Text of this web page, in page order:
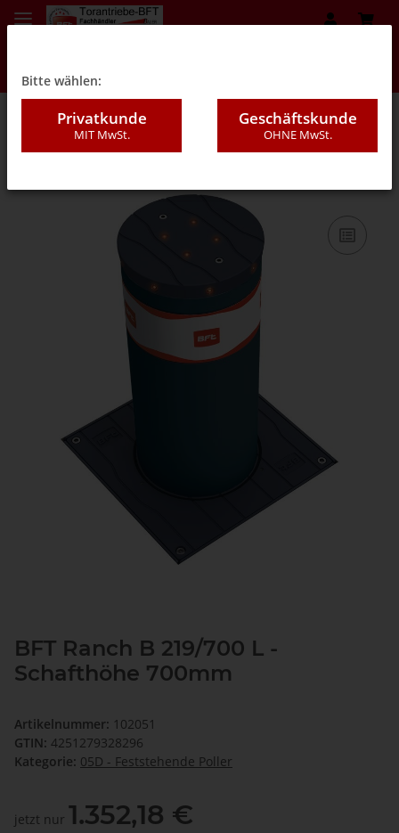
05D - Feststehende Poller
BFT Ranch B 219/700 L -
Schafthöhe 700mm
Artikelnummer: 102051
GTIN: 4251279328296
Kategorie: 05D - Feststehende Poller
jetzt nur 1.352,18 €
Bitte wählen:
Privatkunde
MIT MwSt.
Geschäftskunde
OHNE MwSt.